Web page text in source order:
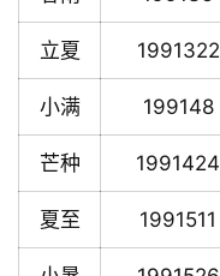
立夏 1991322
小满 199148
芒种 1991424
夏至 1991511